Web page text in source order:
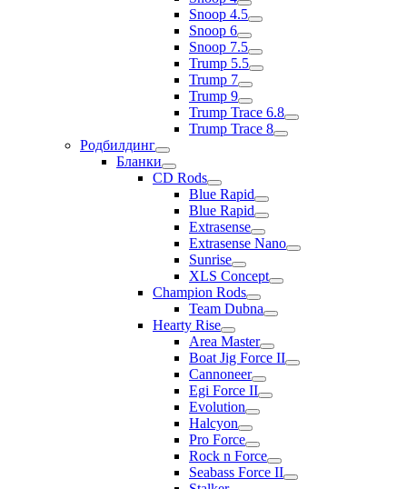
Snoop 4.5
Snoop 6
Snoop 7.5
Trump 5.5
Trump 7
Trump 9
Trump Trace 6.8
Trump Trace 8
Родбилдинг
Бланки
CD Rods
Blue Rapid
Blue Rapid
Extrasense
Extrasense Nano
Sunrise
XLS Concept
Champion Rods
Team Dubna
Hearty Rise
Area Master
Boat Jig Force II
Cannoneer
Egi Force II
Evolution
Halcyon
Pro Force
Rock n Force
Seabass Force II